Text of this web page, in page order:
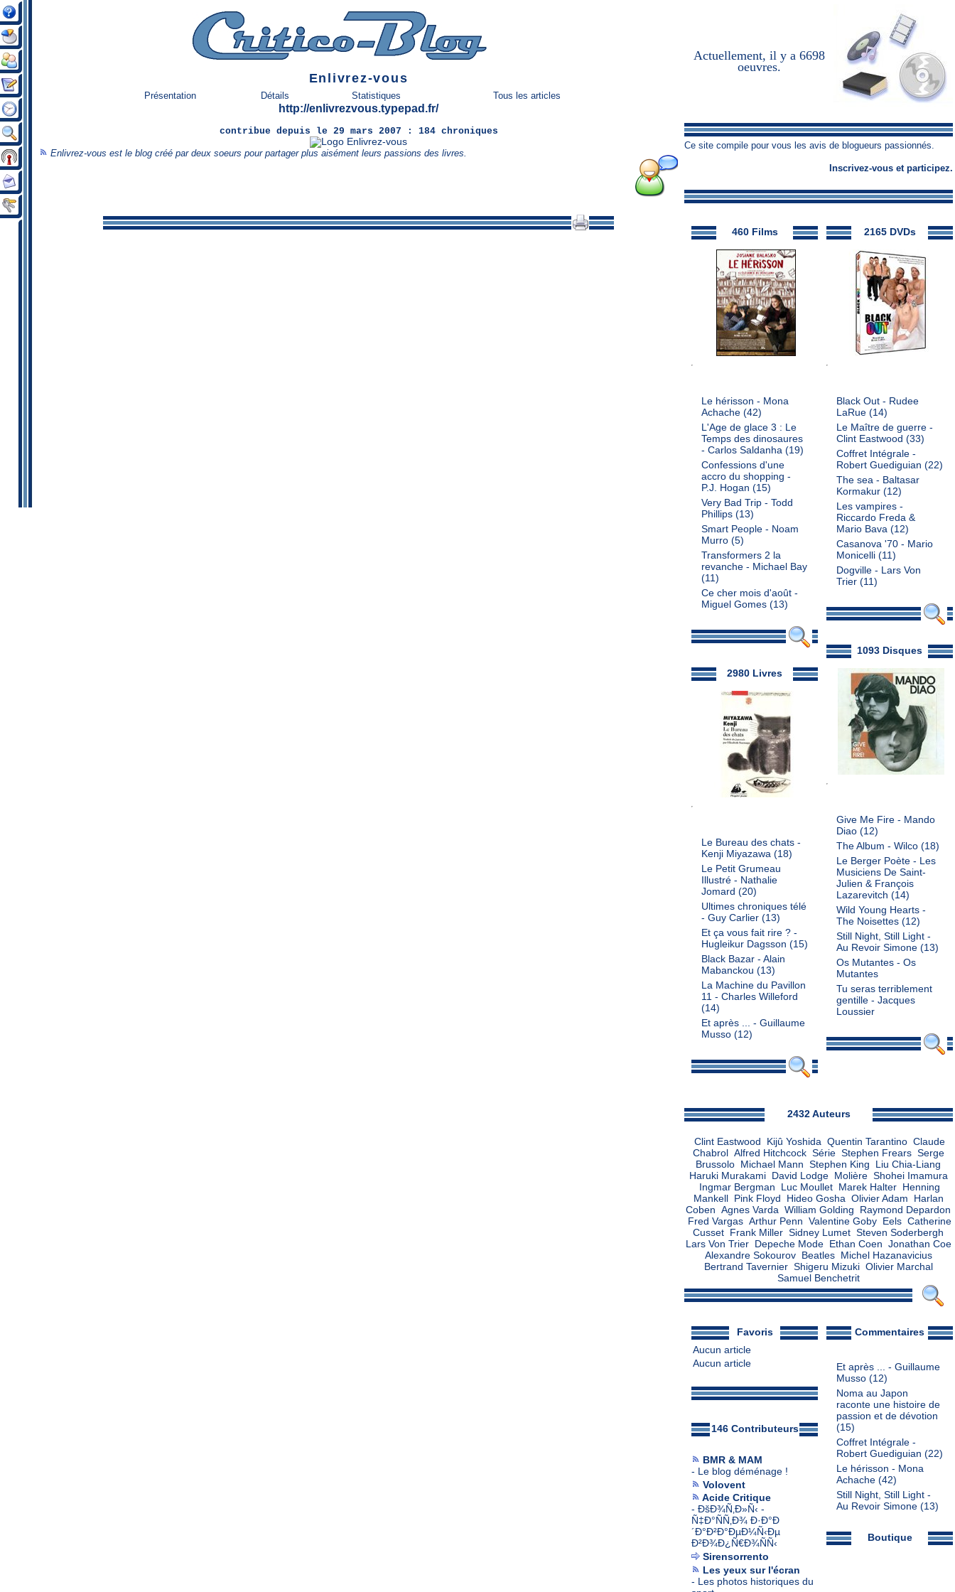
Actuellement, il y a 6698
oeuvres.
Ce site compile pour vous les avis de blogueurs passionnés.
Inscrivez-vous et participez.
2165 DVDs
Black Out - Rudee
LaRue(14)
Le Maître de guerre -
Clint Eastwood (33)
Coffret Intégrale -
Robert Guediguian (22)
The sea - Baltasar
Kormakur(12)
Les vampires -
Riccardo Freda &
Mario Bava(12)
Casanova '70 - Mario
Monicelli(11)
Dogville - Lars Von
Trier(11)
1093 Disques
Give Me Fire - Mando
Diao(12)
The Album - Wilco(18)
Le Berger Poète - Les
Musiciens De Saint-
Julien & François
Lazarevitch (14)
Wild Young Hearts -
The Noisettes(12)
Still Night, Still Light -
Au Revoir Simone(13)
Os Mutantes - Os
Mutantes
Tu seras terriblement
gentille - Jacques
Loussier
460 Films
Le hérisson - Mona
Achache(42)
L'Age de glace 3 : Le
Temps des dinosaures
- Carlos Saldanha(19)
Confessions d'une
accro du shopping -
P.J. Hogan (15)
Very Bad Trip - Todd
Phillips(13)
Smart People - Noam
Murro(5)
Transformers 2 la
revanche - Michael Bay
(11)
Ce cher mois d'août -
Miguel Gomes(13)
2980 Livres
Le Bureau des chats -
Kenji Miyazawa(18)
Le Petit Grumeau
Illustré - Nathalie
Jomard (20)
Ultimes chroniques télé
- Guy Carlier(13)
Et ça vous fait rire ? -
Hugleikur Dagsson (15)
Black Bazar - Alain
Mabanckou (13)
La Machine du Pavillon
11 - Charles Willeford
(14)
Et après ... - Guillaume
Musso(12)
2432 Auteurs
Clint Eastwood Kijû Yoshida Quentin Tarantino Claude
Chabrol
Alfred Hitchcock Série Stephen Frears Serge
Brussolo
Michael Mann Stephen King
Liu Chia-Liang
Haruki Murakami
David Lodge Molière Shohei Imamura
Ingmar Bergman
Luc Moullet Marek Halter
Henning
Mankell
Pink Floyd Hideo Gosha Olivier Adam
Harlan
Coben Agnes Varda William Golding
Raymond Depardon
Fred Vargas Arthur Penn Valentine Goby Eels Catherine
Cusset
Frank Miller Sidney Lumet Steven Soderbergh
Lars Von Trier
Depeche Mode Ethan Coen Jonathan Coe
Alexandre Sokourov
Beatles
Michel Hazanavicius
Bertrand Tavernier Shigeru Mizuki Olivier Marchal
Samuel Benchetrit
Commentaires
Et après ... - Guillaume
Musso(12)
Noma au Japon
raconte une histoire de
passion et de dévotion
(15)
Coffret Intégrale -
Robert Guediguian (22)
Le hérisson - Mona
Achache(42)
Still Night, Still Light -
Au Revoir Simone(13)
Boutique
Favoris
Aucun article
Aucun article
146 Contributeurs
BMR & MAM
- Le blog déménage !
Volovent
Acide Critique
- ÐšÐ¾Ñ‚Ð»Ñ‹ -
Ñ‡Ð°ÑÑ‚Ð¾ Ð·Ð°Ð
´Ð°Ð²Ð°ÐµÐ¼Ñ‹Ðµ
Ð²Ð¾Ð¿Ñ€Ð¾ÑÑ‹
Sirensorrento
Les yeux sur l'écran
-
Les photos historiques du
Enlivrez-vous
Présentation Détails Statistiques Tous les articles
http://enlivrezvous.typepad.fr/
contribuedepuis le 29 mars 2007 : 184 chroniques
Enlivrez-vous est le blog créé par deux soeurs pour partager plus aisément leurs passions des livres.